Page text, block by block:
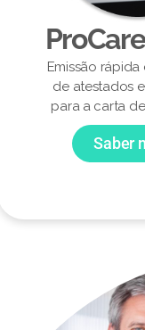
Emissão
de atestados
para a carta
Saber